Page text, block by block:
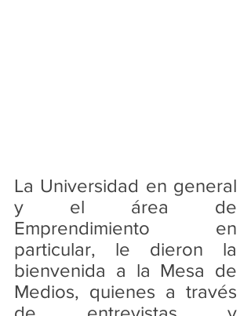
La Universidad en general
y el área de
Emprendimiento en
particular, le dieron la
bienvenida a la Mesa de
Medios, quienes a través